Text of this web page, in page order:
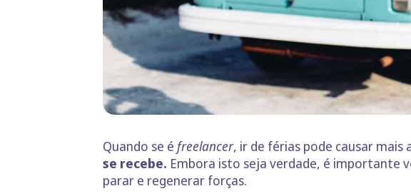
Quando se é freelancer, ir de férias pode causar mais
se recebe. Embora isto seja verdade, é importante
parar e regenerar forças.